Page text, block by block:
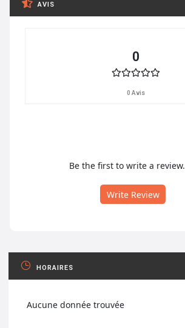
AVIS
0
0 Avis
Be the first to write a review.
Write Review
HORAIRES
Aucune donnée trouvée